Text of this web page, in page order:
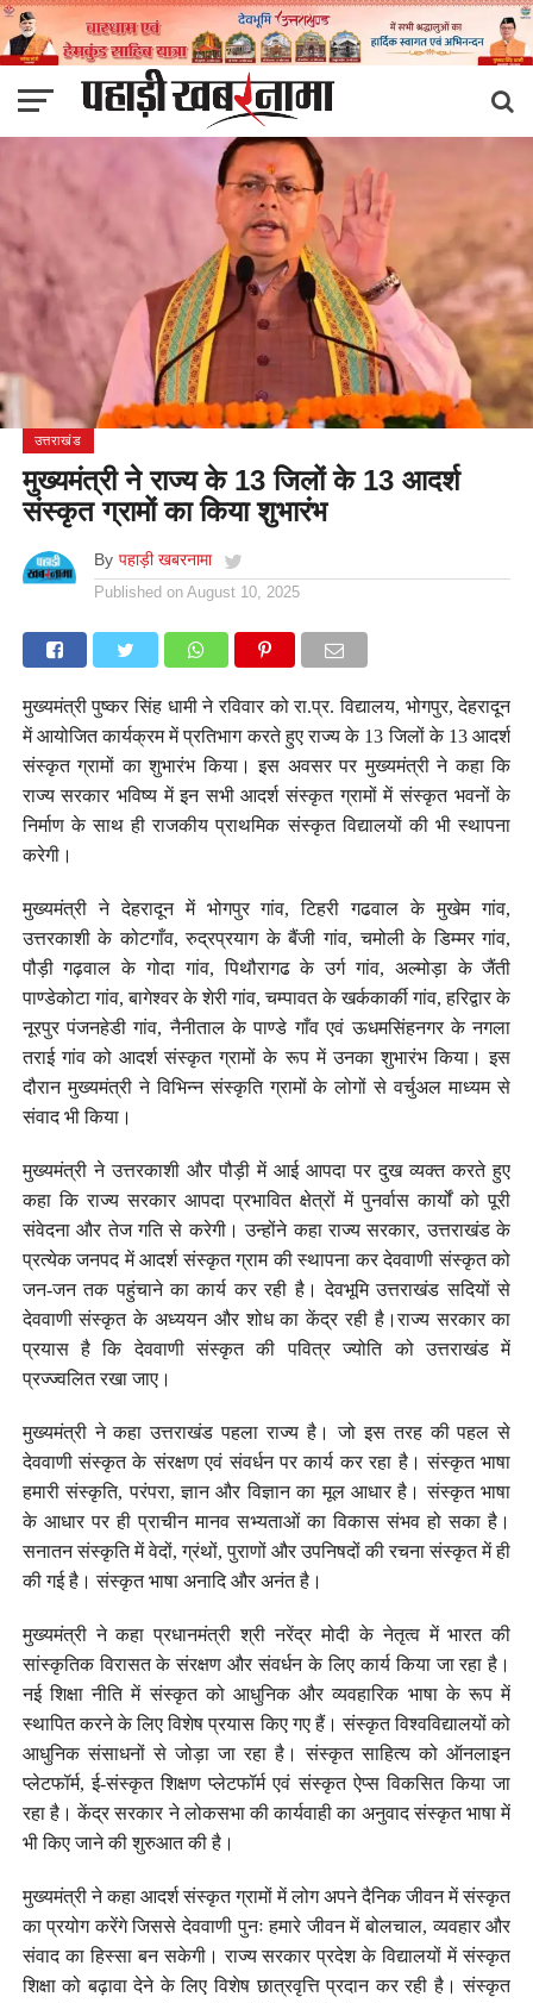
उत्तराखंड
मुख्यमंत्री ने राज्य के 13 जिलों के 13 आदर्श
संस्कृत ग्रामों का किया शुभारंभ
By पहाड़ी खबरनामा
Published on August 10, 2025
मुख्यमंत्री पुष्कर सिंह धामी ने रविवार को रा.प्र. विद्यालय, भोगपुर, देहरादून
में आयोजित कार्यक्रम में प्रतिभाग करते हुए राज्य के 13 जिलों के 13 आदर्श
संस्कृत ग्रामों का शुभारंभ किया। इस अवसर पर मुख्यमंत्री ने कहा कि
राज्य सरकार भविष्य में इन सभी आदर्श संस्कृत ग्रामों में संस्कृत भवनों के
निर्माण के साथ ही राजकीय प्राथमिक संस्कृत विद्यालयों की भी स्थापना
करेगी।
मुख्यमंत्री ने देहरादून में भोगपुर गांव, टिहरी गढवाल के मुखेम गांव,
उत्तरकाशी के कोटगाँव, रुद्रप्रयाग के बैंजी गांव, चमोली के डिम्मर गांव,
पौड़ी गढ़वाल के गोदा गांव, पिथौरागढ के उर्ग गांव, अल्मोड़ा के जैंती
पाण्डेकोटा गांव, बागेश्वर के शेरी गांव, चम्पावत के खर्ककार्की गांव, हरिद्वार के
नूरपुर पंजनहेडी गांव, नैनीताल के पाण्डे गाँव एवं ऊधमसिंहनगर के नगला
तराई गांव को आदर्श संस्कृत ग्रामों के रूप में उनका शुभारंभ किया। इस
दौरान मुख्यमंत्री ने विभिन्न संस्कृति ग्रामों के लोगों से वर्चुअल माध्यम से
संवाद भी किया।
मुख्यमंत्री ने उत्तरकाशी और पौड़ी में आई आपदा पर दुख व्यक्त करते हुए
कहा कि राज्य सरकार आपदा प्रभावित क्षेत्रों में पुनर्वास कार्यों को पूरी
संवेदना और तेज गति से करेगी। उन्होंने कहा राज्य सरकार, उत्तराखंड के
प्रत्येक जनपद में आदर्श संस्कृत ग्राम की स्थापना कर देववाणी संस्कृत को
जन-जन तक पहुंचाने का कार्य कर रही है। देवभूमि उत्तराखंड सदियों से
देववाणी संस्कृत के अध्ययन और शोध का केंद्र रही है।राज्य सरकार का
प्रयास है कि देववाणी संस्कृत की पवित्र ज्योति को उत्तराखंड में
प्रज्ज्वलित रखा जाए।
मुख्यमंत्री ने कहा उत्तराखंड पहला राज्य है। जो इस तरह की पहल से
देववाणी संस्कृत के संरक्षण एवं संवर्धन पर कार्य कर रहा है। संस्कृत भाषा
हमारी संस्कृति, परंपरा, ज्ञान और विज्ञान का मूल आधार है। संस्कृत भाषा
के आधार पर ही प्राचीन मानव सभ्यताओं का विकास संभव हो सका है।
सनातन संस्कृति में वेदों, ग्रंथों, पुराणों और उपनिषदों की रचना संस्कृत में ही
की गई है। संस्कृत भाषा अनादि और अनंत है।
मुख्यमंत्री ने कहा प्रधानमंत्री श्री नरेंद्र मोदी के नेतृत्व में भारत की
सांस्कृतिक विरासत के संरक्षण और संवर्धन के लिए कार्य किया जा रहा है।
नई शिक्षा नीति में संस्कृत को आधुनिक और व्यवहारिक भाषा के रूप में
स्थापित करने के लिए विशेष प्रयास किए गए हैं। संस्कृत विश्वविद्यालयों को
आधुनिक संसाधनों से जोड़ा जा रहा है। संस्कृत साहित्य को ऑनलाइन
प्लेटफॉर्म, ई-संस्कृत शिक्षण प्लेटफॉर्म एवं संस्कृत ऐप्स विकसित किया जा
रहा है। केंद्र सरकार ने लोकसभा की कार्यवाही का अनुवाद संस्कृत भाषा में
भी किए जाने की शुरुआत की है।
मुख्यमंत्री ने कहा आदर्श संस्कृत ग्रामों में लोग अपने दैनिक जीवन में संस्कृत
का प्रयोग करेंगे जिससे देववाणी पुनः हमारे जीवन में बोलचाल, व्यवहार और
संवाद का हिस्सा बन सकेगी। राज्य सरकार प्रदेश के विद्यालयों में संस्कृत
शिक्षा को बढ़ावा देने के लिए विशेष छात्रवृत्ति प्रदान कर रही है। संस्कृत